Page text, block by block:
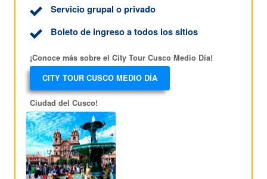
Servicio grupal o privado
Boleto de ingreso a todos los sitios
¡Conoce más sobre el City Tour Cusco Medio Día!
CITY TOUR CUSCO MEDIO DÍA
Ciudad del Cusco!